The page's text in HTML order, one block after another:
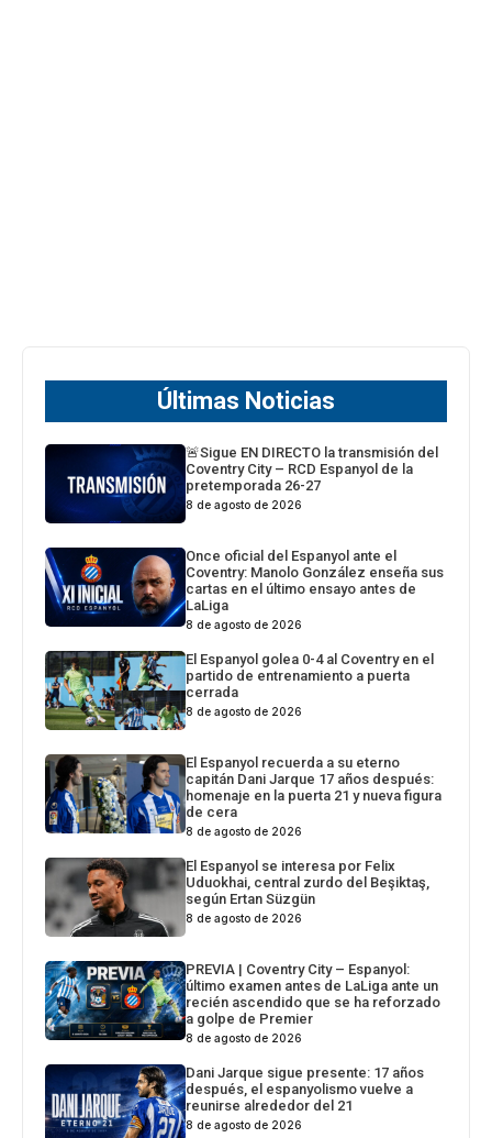
Últimas Noticias
🚨Sigue EN DIRECTO la transmisión del
Coventry City – RCD Espanyol de la
pretemporada 26-27
8 de agosto de 2026
Once oficial del Espanyol ante el
Coventry: Manolo González enseña sus
cartas en el último ensayo antes de
LaLiga
8 de agosto de 2026
El Espanyol golea 0-4 al Coventry en el
partido de entrenamiento a puerta
cerrada
8 de agosto de 2026
El Espanyol recuerda a su eterno
capitán Dani Jarque 17 años después:
homenaje en la puerta 21 y nueva figura
de cera
8 de agosto de 2026
El Espanyol se interesa por Felix
Uduokhai, central zurdo del Beşiktaş,
según Ertan Süzgün
8 de agosto de 2026
PREVIA | Coventry City – Espanyol:
último examen antes de LaLiga ante un
recién ascendido que se ha reforzado
a golpe de Premier
8 de agosto de 2026
Dani Jarque sigue presente: 17 años
después, el espanyolismo vuelve a
reunirse alrededor del 21
8 de agosto de 2026